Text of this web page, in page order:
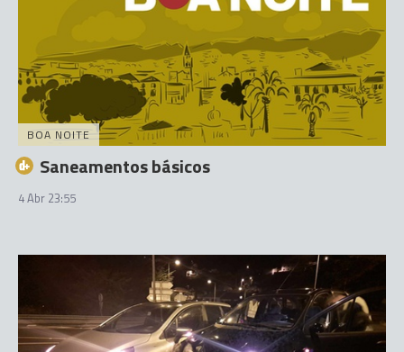
BOA NOITE
Saneamentos básicos
4 Abr 23:55